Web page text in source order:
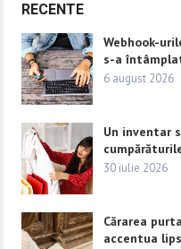
RECENTE
Webhook-
s-a
6 august 2026
Un inventar
30 iulie 2026
Cărarea
accentua